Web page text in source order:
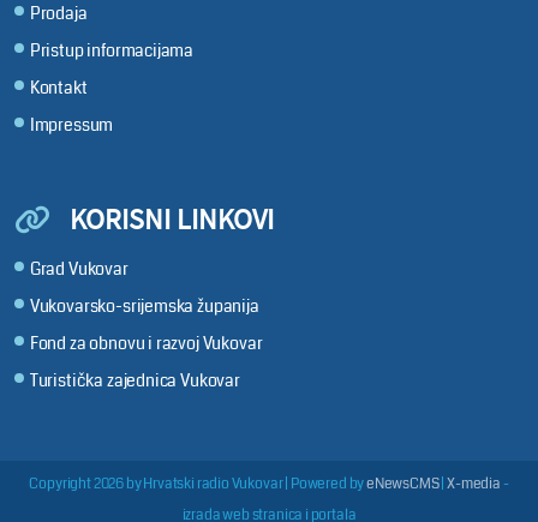
Prodaja
Pristup informacijama
Kontakt
Impressum
KORISNI LINKOVI
Grad Vukovar
Vukovarsko-srijemska županija
Fond za obnovu i razvoj Vukovar
Turistička zajednica Vukovar
Copyright 2026 by Hrvatski radio Vukovar| Powered byeNewsCMS|X-media -
izrada web stranica i portala